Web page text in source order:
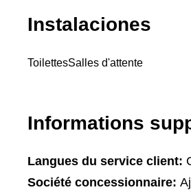
Instalaciones
ToilettesSalles d'attente
Informations
Langues du service client:
Société concessionnaire: